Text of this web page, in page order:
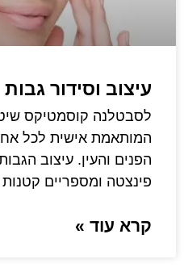
עיצוב וסידור גבות
לסבטלנה קוסמטיקס
המותאמת אישית לכל
הפנים והעין. עיצוב
פינצטה ומספריים
קרא עוד »